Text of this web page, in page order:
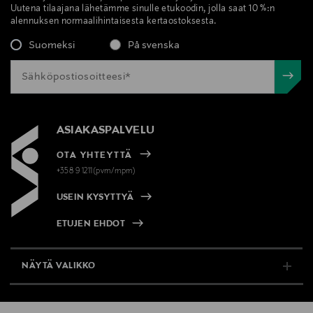
AINESOSALISTA OSTAMASTASI PAKKAUKSESTA.
Valmistusmaa
84896
Valmistaja
Lumene Oy
Valmistajan osoite
Digitaalinen osoite
Uutena tilaajana lähetämme sinulle etukoodin, jolla saat 10 %:n
alennuksen normaalihintaisesta kertaostoksesta.
Suomeksi På svenska
ASIAKASPALVELU
OTA YHTEYTTÄ
+358 9 1211(pvm/mpm)
USEIN KYSYTTYÄ
ETUJEN EHDOT
NÄYTÄ VALIKKO